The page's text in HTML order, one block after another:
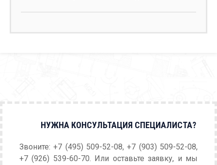
НУЖНА КОНСУЛЬТАЦИЯ СПЕЦИАЛИСТА?
Звоните: +7 (495) 509-52-08, +7 (903) 509-52-08,
+7 (926) 539-60-70. Или оставьте заявку, и мы